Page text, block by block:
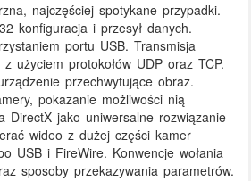
najczęściej spotykane przypadki.
konfiguracja i przesył danych.
portu USB. Transmisja
użyciem protokołów UDP oraz TCP.
przechwytujące obraz.
pokazanie możliwości nią
DirectX jako uniwersalne rozwiązanie
wideo z dużej części kamer
USB i FireWire. Konwencje wołania
sposoby przekazywania parametrów.